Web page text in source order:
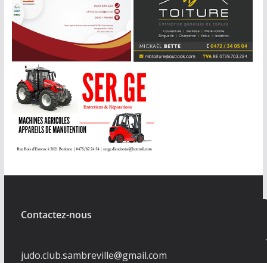
Contactez-nous
judo.club.sambreville@gmail.com